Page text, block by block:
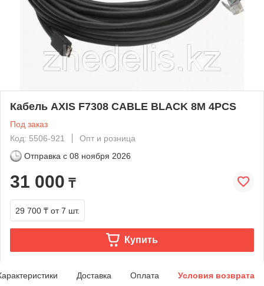
Кабель AXIS F7308 CABLE BLACK 8M 4PCS
Под заказ
Код: 5506-921
Опт и розница
Отправка с 08 ноября 2026
31 000 ₸
29 700 ₸ от 7 шт.
Купить
Доставка Оплата Условия возврата